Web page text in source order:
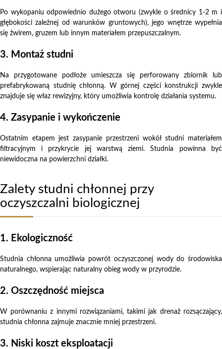
Po wykopaniu odpowiednio dużego otworu (zwykle o średnicy 1-2 m i
głębokości zależnej od warunków gruntowych), jego wnętrze wypełnia
się żwirem, gruzem lub innym materiałem przepuszczalnym.
3. Montaż studni
Na przygotowane podłoże umieszcza się perforowany zbiornik lub
prefabrykowaną studnię chłonną. W górnej części konstrukcji zwykle
znajduje się właz rewizyjny, który umożliwia kontrolę działania systemu.
4. Zasypanie i wykończenie
Ostatnim etapem jest zasypanie przestrzeni wokół studni materiałem
filtracyjnym i przykrycie jej warstwą ziemi. Studnia powinna być
niewidoczna na powierzchni działki.
Zalety studni chłonnej przy
oczyszczalni biologicznej
1. Ekologiczność
Studnia chłonna umożliwia powrót oczyszczonej wody do środowiska
naturalnego, wspierając naturalny obieg wody w przyrodzie.
2. Oszczędność miejsca
W porównaniu z innymi rozwiązaniami, takimi jak drenaż rozsączający,
studnia chłonna zajmuje znacznie mniej przestrzeni.
3. Niski koszt eksploatacji